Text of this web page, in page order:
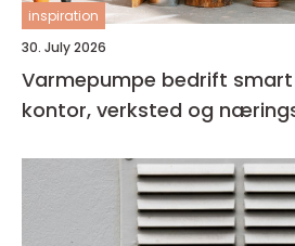
inspiration
30. July 2026
Varmepumpe bedrift smart energi for
kontor, verksted og